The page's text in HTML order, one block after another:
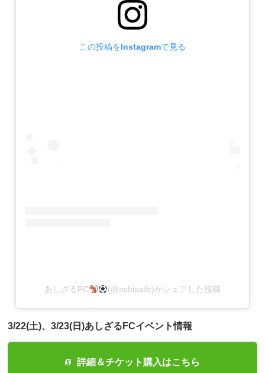
この投稿をInstagramで見る
あしざるFC (@ashisalfc)がシェアした投稿
3/22(土)、3/23(日)あしざるFCイベント情報
詳細＆チケット購入はこちら